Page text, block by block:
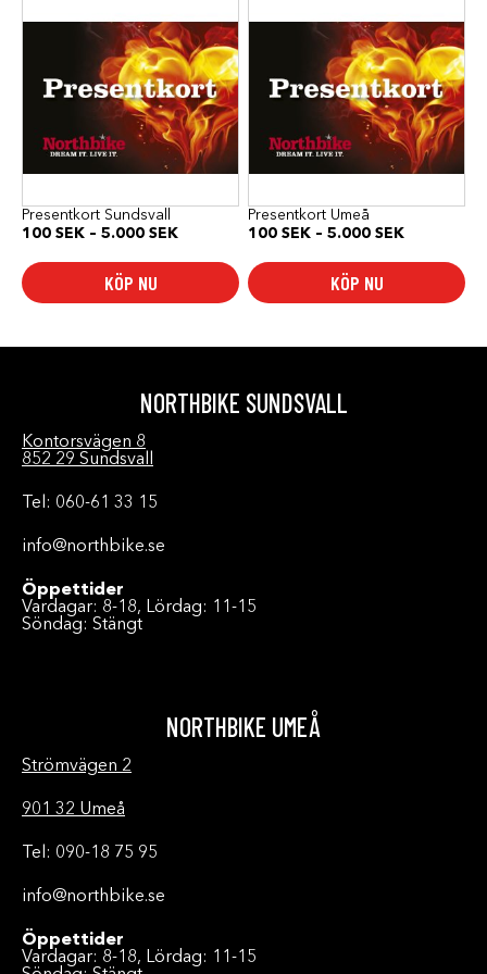
Presentkort Sundsvall
100 SEK – 5.000 SEKPrisintervall:
5.000 SEK
KÖP NU
produkten
varianter.
De
alternativen
kan
väljas
produktsidan
Presentkort Umeå
100 SEK – 5.000 SEK
5.000 SEK
KÖP NU
produkten
varianter.
De
alternativen
kan
väljas
produktsidan
NORTHBIKE SUNDSVALL
Kontorsvägen 8
852 29 Sundsvall
Tel: 060-61 33 15
info@northbike.se
Öppettider
Vardagar: 8-18, Lördag: 11-15
Söndag: Stängt
NORTHBIKE UMEÅ
Strömvägen 2
901 32 Umeå
Tel: 090-18 75 95
info@northbike.se
Öppettider
Vardagar: 8-18, Lördag: 11-15